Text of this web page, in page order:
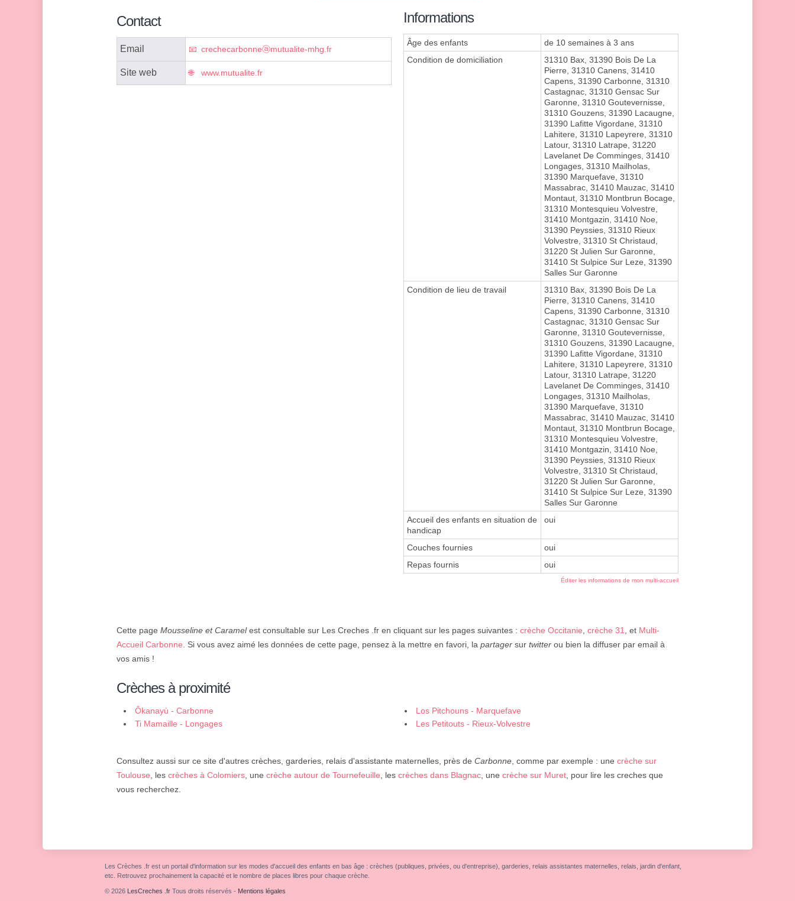
Contact
Email crechecarbonneⓐmutualite-mhg.fr
Site web www.mutualite.fr
Informations
Âge des enfants
de 10 semaines à 3 ans
Condition de domiciliation
31310 Bax, 31390 Bois De La
Pierre, 31310 Canens, 31410
Capens, 31390 Carbonne, 31310
Castagnac, 31310 Gensac Sur
Garonne, 31310 Goutevernisse,
31310 Gouzens, 31390 Lacaugne,
31390 Lafitte Vigordane, 31310
Lahitere, 31310 Lapeyrere, 31310
Latour, 31310 Latrape, 31220
Lavelanet De Comminges, 31410
Longages, 31310 Mailholas,
31390 Marquefave, 31310
Massabrac, 31410 Mauzac, 31410
Montaut, 31310 Montbrun Bocage,
31310 Montesquieu Volvestre,
31410 Montgazin, 31410 Noe,
31390 Peyssies, 31310 Rieux
Volvestre, 31310 St Christaud,
31220 St Julien Sur Garonne,
31410 St Sulpice Sur Leze, 31390
Salles Sur Garonne
Condition de lieu de travail
31310 Bax, 31390 Bois De La
Pierre, 31310 Canens, 31410
Capens, 31390 Carbonne, 31310
Castagnac, 31310 Gensac Sur
Garonne, 31310 Goutevernisse,
31310 Gouzens, 31390 Lacaugne,
31390 Lafitte Vigordane, 31310
Lahitere, 31310 Lapeyrere, 31310
Latour, 31310 Latrape, 31220
Lavelanet De Comminges, 31410
Longages, 31310 Mailholas,
31390 Marquefave, 31310
Massabrac, 31410 Mauzac, 31410
Montaut, 31310 Montbrun Bocage,
31310 Montesquieu Volvestre,
31410 Montgazin, 31410 Noe,
31390 Peyssies, 31310 Rieux
Volvestre, 31310 St Christaud,
31220 St Julien Sur Garonne,
31410 St Sulpice Sur Leze, 31390
Salles Sur Garonne
Accueil des enfants en situation de
handicap
oui
Couches fournies
oui
Repas fournis
oui
Éditer les informations de mon multi-accueil
Cette page Mousseline et Caramelest consultable sur Les Creches .fr en cliquant sur les pages suivantes : crèche Occitanie crèche 31 , et Multi-
Accueil Carbonne . Si vous avez aimé les données de cette page, pensez à la mettre en favori, la partager sur twitter ou bien la diffuser par email à
vos amis !
Crèches à proximité
Ôkanayù - Carbonne
Los Pitchouns - Marquefave
Ti Mamaille - Longages
Les Petitouts - Rieux-Volvestre
Consultez aussi sur ce site d'autres crèches, garderies, relais d'assistante maternelles, près de Carbonne , comme par exemple : une crèche sur
Toulouse , les crèches à Colomiers , une crèche autour de Tournefeuille , les crèches dans Blagnac , une crèche sur Muret , pour lire les creches que
vous recherchez.
Les Crèches .fr est un portail d'information sur les modes d'accueil des enfants en bas âge : crèches (publiques, privées, ou d'entreprise), garderies, relais assistantes maternelles, relais, jardin d'enfant,
etc. Retrouvez prochainement la capacité et le nombre de places libres pour chaque crèche.
© 2026 LesCreches .fr Tous droits réservés - Mentions légales